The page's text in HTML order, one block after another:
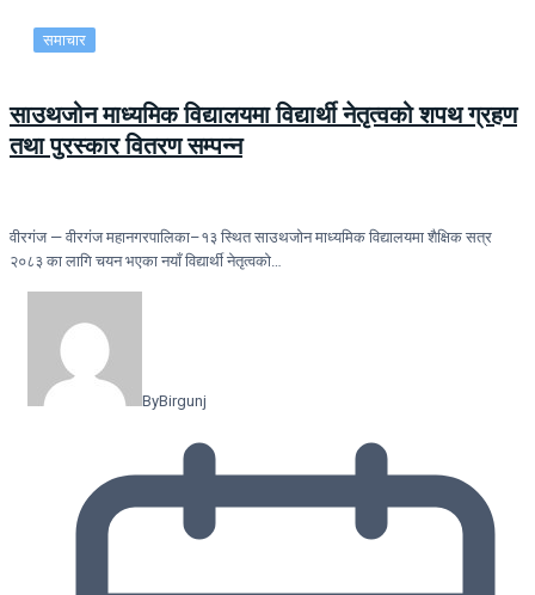
समाचार
साउथजोन माध्यमिक विद्यालयमा विद्यार्थी नेतृत्वको शपथ ग्रहण
तथा पुरस्कार वितरण सम्पन्न
वीरगंज — वीरगंज महानगरपालिका–१३ स्थित साउथजोन माध्यमिक विद्यालयमा शैक्षिक सत्र
२०८३ का लागि चयन भएका नयाँ विद्यार्थी नेतृत्वको…
ByBirgunj